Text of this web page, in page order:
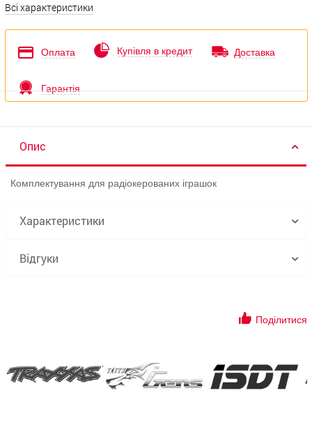
Всі характеристики
Оплата Купівля в кредит Доставка
Гарантія
Опис
Комплектування для радіокерованих іграшок
Характеристики
Відгуки
Поділитися